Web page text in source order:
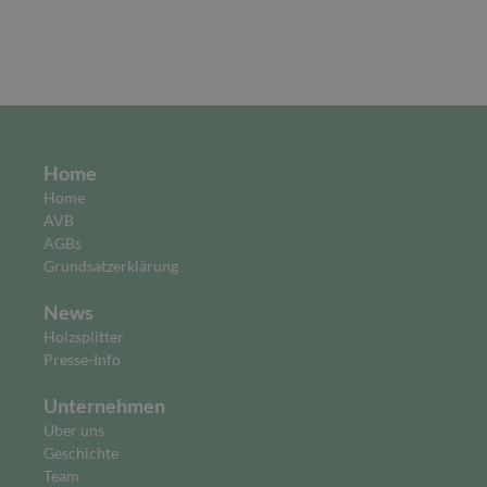
Home
Home
AVB
AGBs
Grundsatzerklärung
News
Holzsplitter
Presse-Info
Unternehmen
Über uns
Geschichte
Team